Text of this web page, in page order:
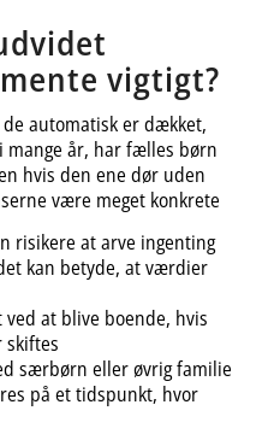
vigtigt?
automatisk er dækket,
år, har fælles børn
hvis den ene dør uden
være meget konkrete
risikere at arve ingenting
kan betyde, at værdier
at blive boende, hvis
skiftes
særbørn eller øvrig familie
på et tidspunkt, hvor